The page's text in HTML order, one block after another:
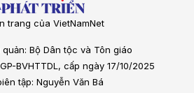
trang của VietNamNet
Bộ Dân tộc và Tôn giáo
BVHTTDL, cấp ngày 17/10/2025
tập: Nguyễn Văn Bá